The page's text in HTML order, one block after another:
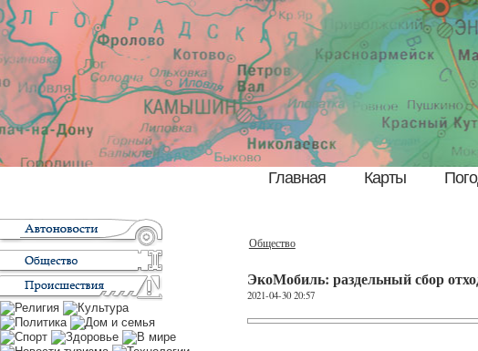
Главная Карты
Общество
ЭкоМобиль: раздельный сбор
2021-04-30 20:57